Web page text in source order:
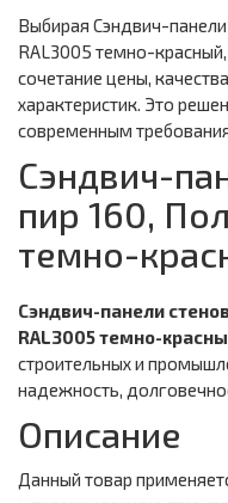
Выбирая Сэндвич-панели
RAL3005 темно-
сочетание цены,
характеристик. Это
современным
Сэндвич-
пир 160,
темно-
Сэндвич-панели
RAL3005 темно-
строительных и
надежность,
Описание
Данный товар